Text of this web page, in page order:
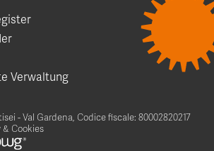
Verwaltung
- Val Gardena, Codice fiscale: 80002820217
& Cookies